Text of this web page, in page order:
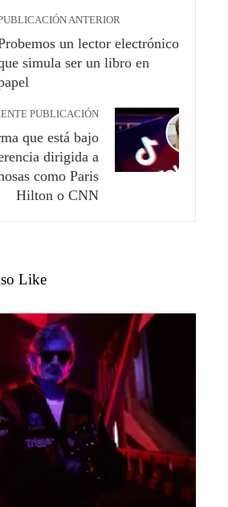
ANTERIOR
un lector electrónico
simula ser un libro en
PUBLICACIÓN
que está bajo
dirigida a
como Paris
Hilton o CNN
Like